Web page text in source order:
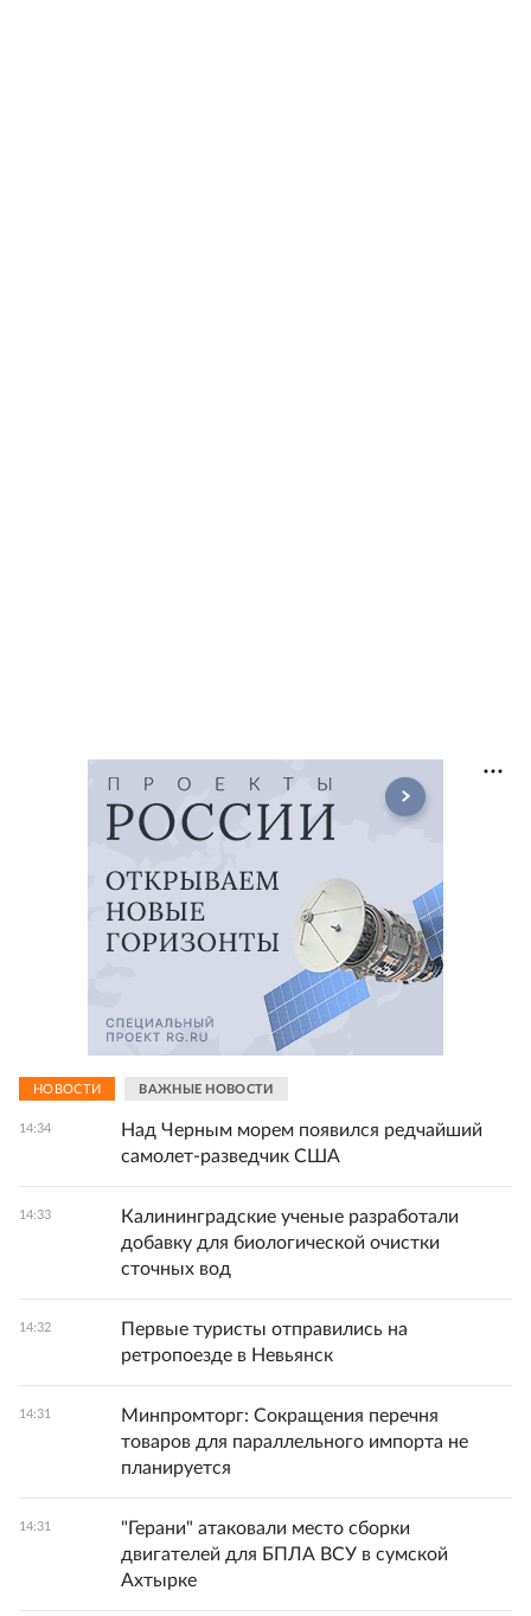
НОВОСТИ ВАЖНЫЕ НОВОСТИ
14:34
Над Черным морем появился редчайший
самолет-разведчик США
14:33
Калининградские ученые разработали
добавку для биологической очистки
сточных вод
14:32
Первые туристы отправились на
ретропоезде в Невьянск
14:31
Минпромторг: Сокращения перечня
товаров для параллельного импорта не
планируется
14:31
"Герани" атаковали место сборки
двигателей для БПЛА ВСУ в сумской
Ахтырке